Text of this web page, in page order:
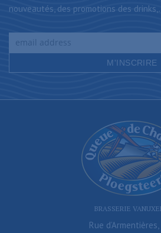
nouveautés, des promotions des
BRASSERIE
Rue